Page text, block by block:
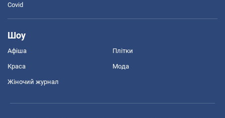
Covid
Шоу
Афіша Плітки
Краса Мода
Жіночий журнал